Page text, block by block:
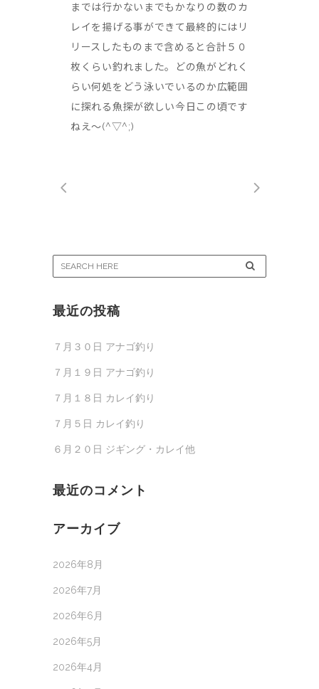
までは行かないまでもかなりの数のカ
レイを揚げる事ができて最終的にはリ
リースしたものまで含めると合計５０
枚くらい釣れました。どの魚がどれく
らい何処をどう泳いでいるのか広範囲
に探れる魚探が欲しい今日この頃です
ねえ～(^▽^;)
最近の投稿
７月３０日 アナゴ釣り
７月１９日 アナゴ釣り
７月１８日 カレイ釣り
７月５日 カレイ釣り
６月２０日 ジギング・カレイ他
最近のコメント
アーカイブ
2026年8月
2026年7月
2026年6月
2026年5月
2026年4月